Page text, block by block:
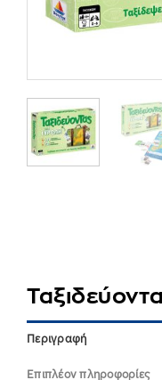
Περιγραφή
Επιπλέον πληροφορίες